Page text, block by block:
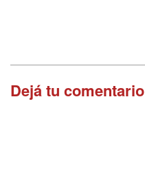
Dejá tu comentario